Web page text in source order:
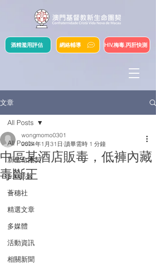
網絡輔導
酒精濫用評估 HIV,梅毒,丙肝快測
文章
All Posts
新生命團契
S.Y.部落
薈穗社
精選文章
多媒體
活動資訊
相關新聞
All Posts
中區某酒店販毒，低褲內藏
毒斷正
wongmomo0301
2024年1月31日 讀畢需時 1 分鐘